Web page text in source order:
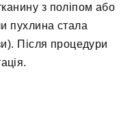
з поліпом або
пухлина стала
Після процедури